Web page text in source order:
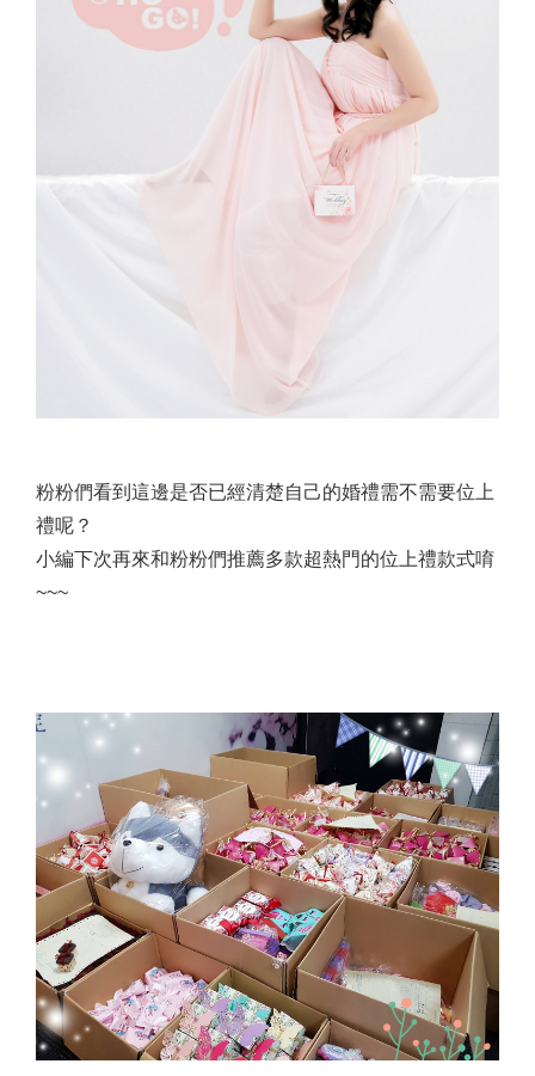
粉粉們看到這邊是否已經清楚自己的婚禮需不需要位上
禮呢？
小編下次再來和粉粉們推薦多款超熱門的位上禮款式唷
~~~